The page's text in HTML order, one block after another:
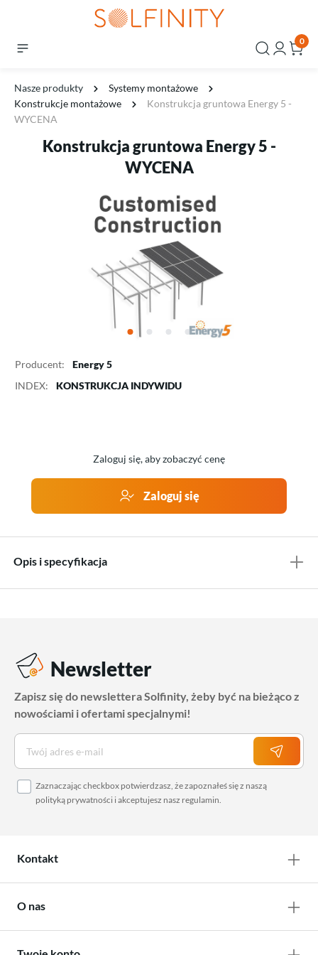
0
Nasze produkty
Systemy montażowe
Konstrukcje montażowe
Konstrukcja gruntowa Energy 5 -
WYCENA
Konstrukcja gruntowa Energy 5 -
WYCENA
Producent:
Energy 5
INDEX:
KONSTRUKCJA INDYWIDU
Zaloguj się, aby zobaczyć cenę
Zaloguj się
Opis i specyfikacja
Newsletter
Zapisz się do newslettera Solfinity, żeby być na bieżąco z
nowościami i ofertami specjalnymi!
Zaznaczając checkbox potwierdzasz, że zapoznałeś się z naszą
polityką prywatności i akceptujesz nasz regulamin.
Kontakt
O nas